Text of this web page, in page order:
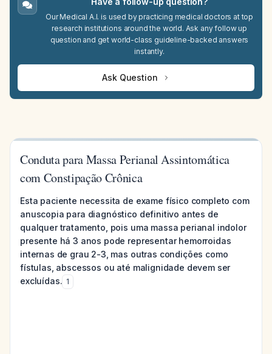
Our Medical A.I. is used by practicing medical doctors at top
research institutions around the world. Ask any follow up
question and get world-class guideline-backed answers
instantly.
Ask Question
Conduta para Massa Perianal Assintomática
com Constipação Crônica
Esta paciente necessita de exame físico completo com
anuscopia para diagnóstico definitivo antes de
qualquer tratamento, pois uma massa perianal indolor
presente há 3 anos pode representar hemorroidas
internas de grau 2-3, mas outras condições como
fístulas, abscessos ou até malignidade devem ser
excluídas. 1